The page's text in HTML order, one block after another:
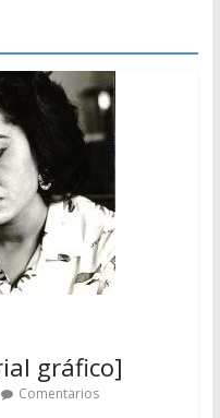
gráfico]
Comentarios